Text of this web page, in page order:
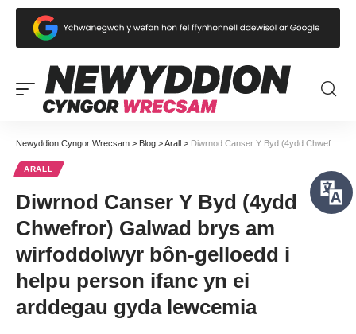
Newyddion Cyngor Wrecsam > Blog >Arall > Diwrnod Canser Y Byd (4ydd Chwefror) Galwad brys am wirfoddolwyr bôn-gelloedd i helpu person ifanc yn ei arddegau gyda lewcemia
ARALL
Diwrnod Canser Y Byd (4ydd
Chwefror) Galwad brys am
wirfoddolwyr bôn-gelloedd i
helpu person ifanc yn ei
arddegau gyda lewcemia